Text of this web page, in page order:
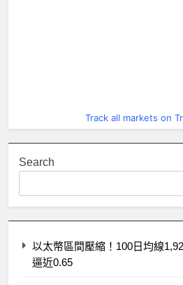
Track all markets on
Search
以太幣區間壓縮！100日均線
逼近0.65